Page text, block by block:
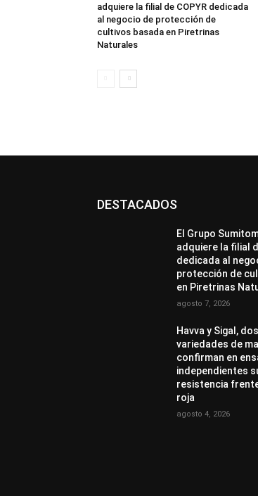
adquiere la filial de COPYR dedicada
al negocio de protección de
cultivos basada en Piretrinas
Naturales
DESTACADOS
El Grupo
adquiere la filial
dedicada al
protección de
en Piretrinas
agosto 7, 2026
Havva y Sigal,
variedades de
confirman en
independientes
resistencia
roja
agosto 4, 2026